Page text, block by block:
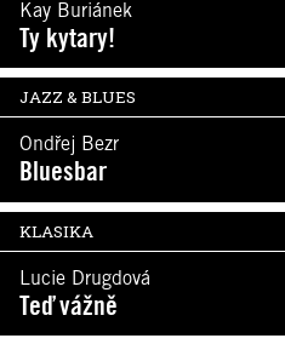
Kay Buriánek
Ty kytary!
JAZZ & BLUES
Ondřej Bezr
Bluesbar
KLASIKA
Lucie Drugdová
Teď vážně